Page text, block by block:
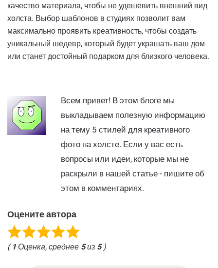
качество материала, чтобы не удешевить внешний вид
холста. Выбор шаблонов в студиях позволит вам
максимально проявить креативность, чтобы создать
уникальный шедевр, который будет украшать ваш дом
или станет достойный подарком для близкого человека.
Всем привет! В этом блоге мы
выкладываем полезную информацию
на тему 5 стилей для креативного
фото на холсте. Если у вас есть
вопросы или идеи, которые мы не
раскрыли в нашей статье - пишите об
этом в комментариях.
Оцените автора
( 1 Оценка, среднее 5из 5)